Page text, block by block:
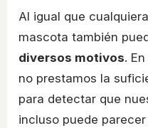
Al igual que
mascota también
diversos motivos.
no prestamos la
para detectar que
incluso puede parecer